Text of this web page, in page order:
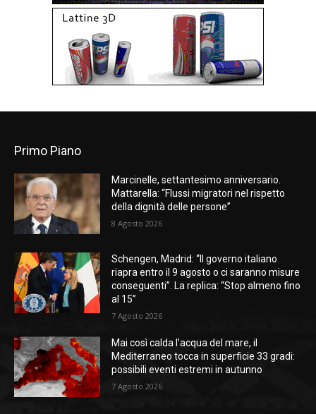
Primo Piano
Marcinelle, settantesimo anniversario.
Mattarella: “Flussi migratori nel rispetto
della dignità delle persone”
8 Agosto 2026
Schengen, Madrid: “Il governo italiano
riapra entro il 9 agosto o ci saranno misure
conseguenti”. La replica: “Stop almeno fino
al 15”
7 Agosto 2026
Mai così calda l’acqua del mare, il
Mediterraneo tocca in superficie 33 gradi:
possibili eventi estremi in autunno
7 Agosto 2026